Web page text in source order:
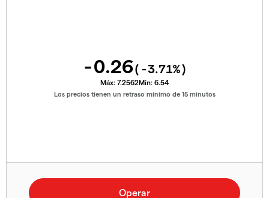
-0.26( -3.71%)
Máx: 7.2562Mín: 6.54
Los precios tienen un retraso mínimo de 15 minutos